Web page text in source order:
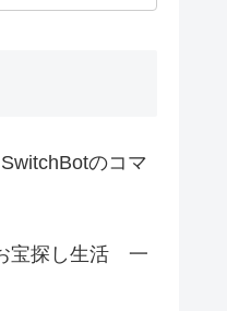
のコマ
宝探し生活 一